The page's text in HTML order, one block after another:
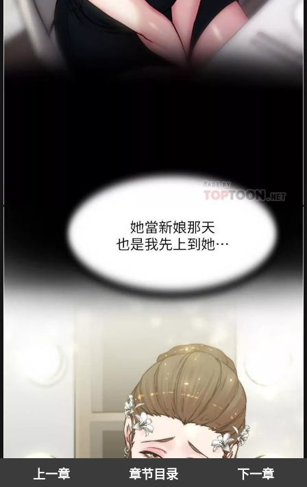
上一章 章节目录 下一章